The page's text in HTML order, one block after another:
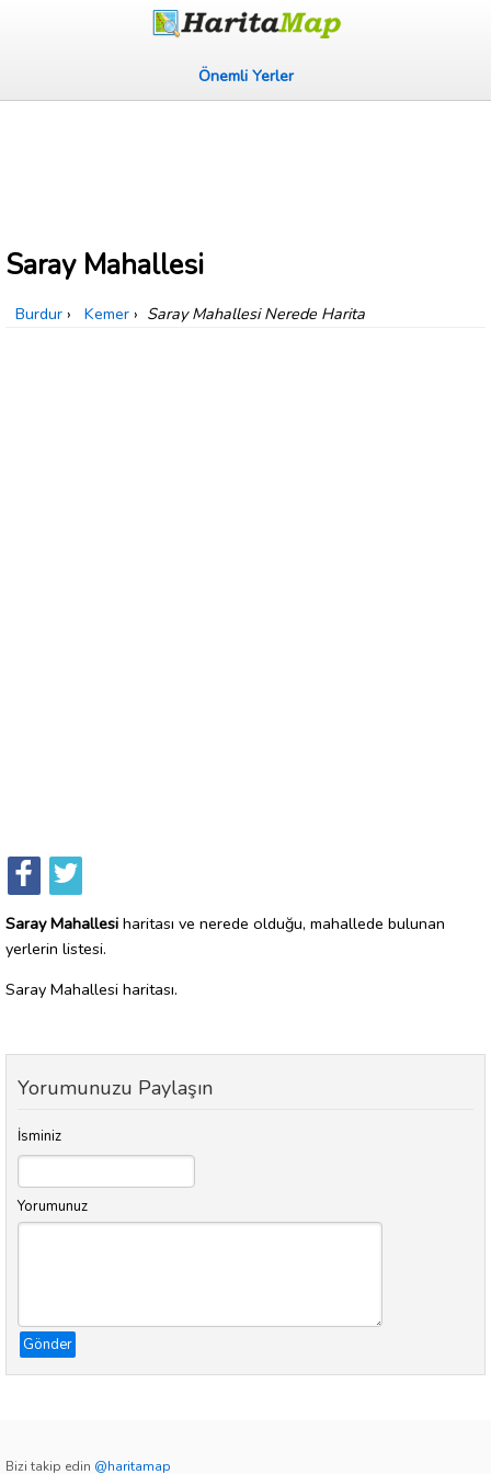
Önemli Yerler
Saray Mahallesi
Burdur › Kemer › Saray Mahallesi Nerede Harita
Saray Mahallesi haritası ve nerede olduğu, mahallede bulunan
yerlerin listesi.
Saray Mahallesi haritası.
Yorumunuzu Paylaşın
İsminiz
Yorumunuz
Gönder
Bizi takip edin @haritamap